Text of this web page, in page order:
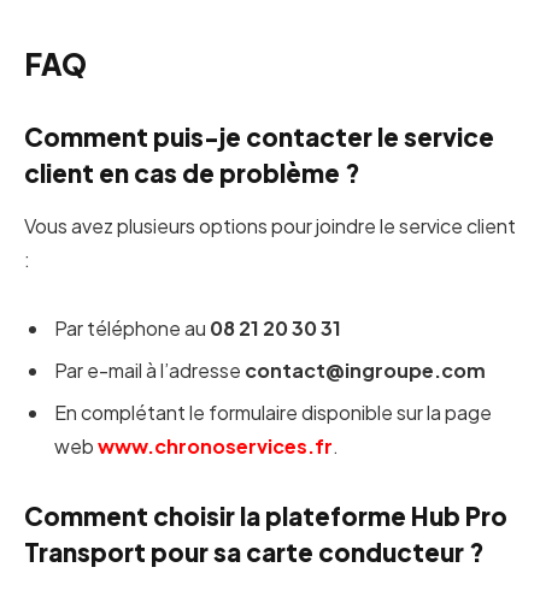
FAQ
Comment puis-je contacter le service
client en cas de problème ?
Vous avez plusieurs options pour joindre le service client
:
Par téléphone au 08 21 20 30 31
Par e-mail à l’adresse contact@ingroupe.com
En complétant le formulaire disponible sur la page
webwww.chronoservices.fr.
Comment choisir la plateforme Hub Pro
Transport pour sa carte conducteur ?